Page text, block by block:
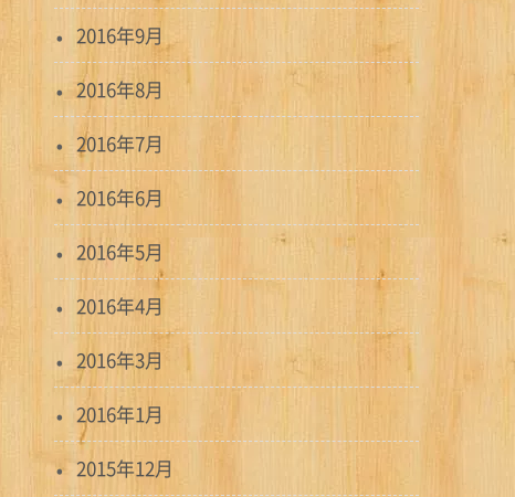
2016年9月
2016年8月
2016年7月
2016年6月
2016年5月
2016年4月
2016年3月
2016年1月
2015年12月